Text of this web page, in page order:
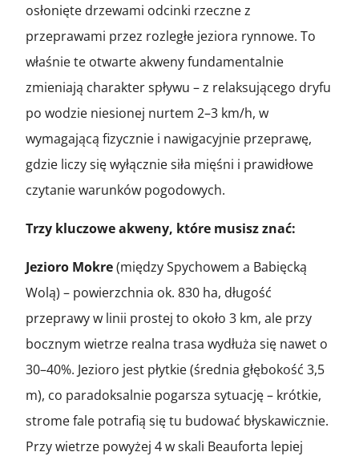
osłonięte drzewami odcinki rzeczne z
przeprawami przez rozległe jeziora rynnowe. To
właśnie te otwarte akweny fundamentalnie
zmieniają charakter spływu – z relaksującego dryfu
po wodzie niesionej nurtem 2–3 km/h, w
wymagającą fizycznie i nawigacyjnie przeprawę,
gdzie liczy się wyłącznie siła mięśni i prawidłowe
czytanie warunków pogodowych.
Trzy kluczowe akweny, które musisz znać:
Jezioro Mokre(między Spychowem a Babięcką
Wolą) – powierzchnia ok. 830 ha, długość
przeprawy w linii prostej to około 3 km, ale przy
bocznym wietrze realna trasa wydłuża się nawet o
30–40%. Jezioro jest płytkie (średnia głębokość 3,5
m), co paradoksalnie pogarsza sytuację – krótkie,
strome fale potrafią się tu budować błyskawicznie.
Przy wietrze powyżej 4 w skali Beauforta lepiej